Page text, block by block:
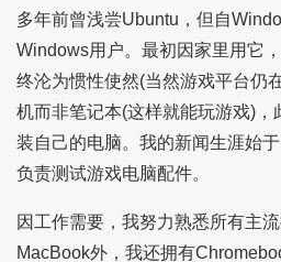
多年前曾浅尝Ubuntu，但自
Windows用户。最初因家里用它
终沦为惯性使然(当然游戏平台仍
机而非笔记本(这样就能玩游戏)，
装自己的电脑。我的新闻生涯始
负责测试游戏电脑配件。
因工作需要，我努力熟悉所有主
MacBook外，我还拥有